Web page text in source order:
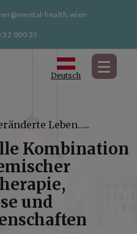
health.wien
32 000 35
Deutsch
Leben…..
Kombination
und